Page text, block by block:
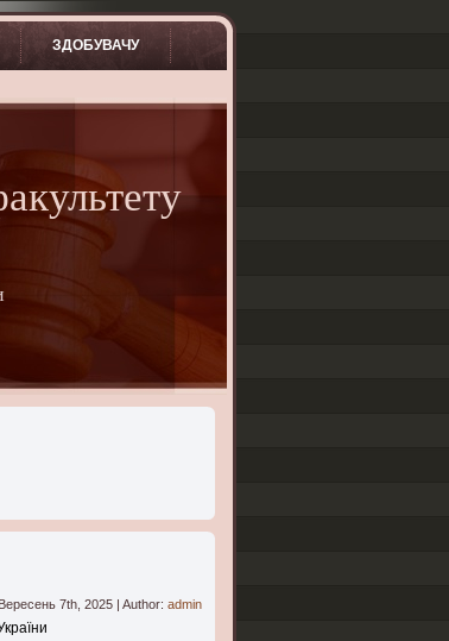
ЗДОБУВАЧУ
Вересень 7th, 2025 | Author: admin